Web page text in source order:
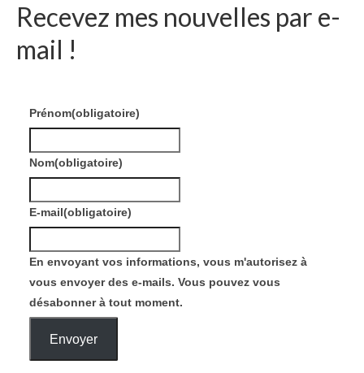
Recevez mes nouvelles par e-
mail !
Prénom(obligatoire)
Nom(obligatoire)
E-mail(obligatoire)
En envoyant vos informations, vous m'autorisez à
vous envoyer des e-mails. Vous pouvez vous
désabonner à tout moment.
Envoyer